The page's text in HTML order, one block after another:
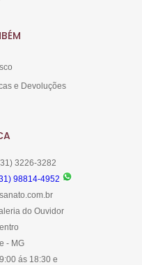
e Devoluções
3226-3282
98814-4952
do Ouvidor
- MG
ás 18:30 e